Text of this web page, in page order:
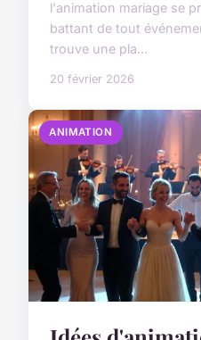
l'animation mariage se
battant de tout
trouve une pla...
20 février 2026
ANIMATION